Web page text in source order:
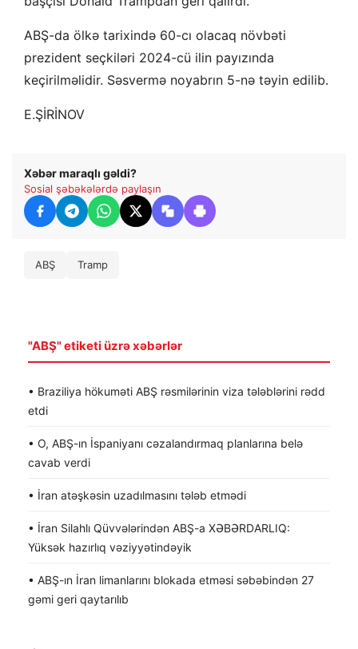
ABŞ-da ölkə tarixində 60-cı olacaq növbəti
prezident seçkiləri 2024-cü ilin payızında
keçirilməlidir. Səsvermə noyabrın 5-nə təyin edilib.
E.ŞİRİNOV
Xəbər maraqlı gəldi?
Sosial şəbəkələrdə paylaşın
ABŞ Tramp
"ABŞ" etiketi üzrə xəbərlər
• Braziliya hökuməti ABŞ rəsmilərinin viza tələblərini rədd
etdi
• O, ABŞ-ın İspaniyanı cəzalandırmaq planlarına belə
cavab verdi
• İran atəşkəsin uzadılmasını tələb etmədi
• İran Silahlı Qüvvələrindən ABŞ-a XƏBƏRDARLIQ:
Yüksək hazırlıq vəziyyətindəyik
• ABŞ-ın İran limanlarını blokada etməsi səbəbindən 27
gəmi geri qaytarılıb